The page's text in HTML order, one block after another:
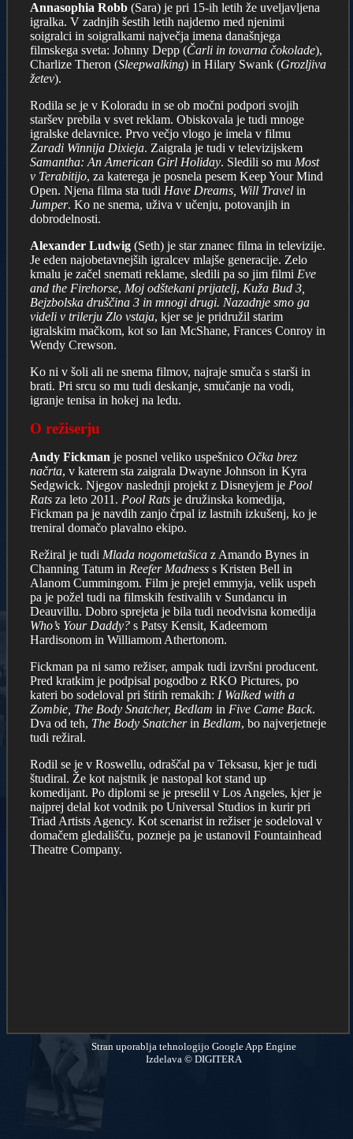
Annasophia Robb (Sara) je pri 15-ih letih že uveljavljena
igralka. V zadnjih šestih letih najdemo med njenimi
soigralci in soigralkami največja imena današnjega
filmskega sveta: Johnny Depp (Čarli in tovarna čokolade),
Charlize Theron (Sleepwalking) in Hilary Swank (Grozljiva
žetev).
Rodila se je v Koloradu in se ob močni podpori svojih
staršev prebila v svet reklam. Obiskovala je tudi mnoge
igralske delavnice. Prvo večjo vlogo je imela v filmu
Zaradi Winnija Dixieja. Zaigrala je tudi v televizijskem
Samantha: An American Girl Holiday. Sledili so mu Most
v Terabitijo, za katerega je posnela pesem Keep Your Mind
Open. Njena filma sta tudi Have Dreams, Will Travel in
Jumper. Ko ne snema, uživa v učenju, potovanjih in
dobrodelnosti.
Alexander Ludwig (Seth) je star znanec filma in televizije.
Je eden najobetavnejših igralcev mlajše generacije. Zelo
kmalu je začel snemati reklame, sledili pa so jim filmi Eve
and the Firehorse, Moj odštekani prijatelj, Kuža Bud 3,
Bejzbolska druščina 3 in mnogi drugi. Nazadnje smo ga
videli v trilerju Zlo vstaja, kjer se je pridružil starim
igralskim mačkom, kot so Ian McShane, Frances Conroy in
Wendy Crewson.
Ko ni v šoli ali ne snema filmov, najraje smuča s starši in
brati. Pri srcu so mu tudi deskanje, smučanje na vodi,
igranje tenisa in hokej na ledu.
O režiserju
Andy Fickman je posnel veliko uspešnico Očka brez
načrta, v katerem sta zaigrala Dwayne Johnson in Kyra
Sedgwick. Njegov naslednji projekt z Disneyjem je Pool
Rats za leto 2011. Pool Rats je družinska komedija,
Fickman pa je navdih zanjo črpal iz lastnih izkušenj, ko je
treniral domačo plavalno ekipo.
Režiral je tudi Mlada nogometašica z Amando Bynes in
Channing Tatum in Reefer Madness s Kristen Bell in
Alanom Cummingom. Film je prejel emmyja, velik uspeh
pa je požel tudi na filmskih festivalih v Sundancu in
Deauvillu. Dobro sprejeta je bila tudi neodvisna komedija
Who’s Your Daddy? s Patsy Kensit, Kadeemom
Hardisonom in Williamom Athertonom.
Fickman pa ni samo režiser, ampak tudi izvršni producent.
Pred kratkim je podpisal pogodbo z RKO Pictures, po
kateri bo sodeloval pri štirih remakih: I Walked with a
Zombie, The Body Snatcher, Bedlam in Five Came Back.
Dva od teh, The Body Snatcherin Bedlam, bo najverjetneje
tudi režiral.
Rodil se je v Roswellu, odraščal pa v Teksasu, kjer je tudi
študiral. Že kot najstnik je nastopal kot stand up
komedijant. Po diplomi se je preselil v Los Angeles, kjer je
najprej delal kot vodnik po Universal Studios in kurir pri
Triad Artists Agency. Kot scenarist in režiser je sodeloval v
domačem gledališču, pozneje pa je ustanovil Fountainhead
Theatre Company.
Stran uporablja tehnologijo Google App Engine
Izdelava © DIGITERA